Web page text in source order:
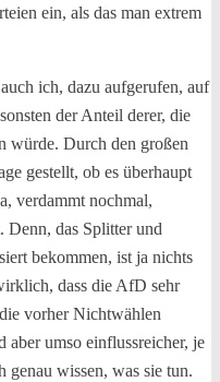
ein, als das man extrem
ich, dazu aufgerufen, auf
der Anteil derer, die
würde. Durch den großen
gestellt, ob es überhaupt
verdammt nochmal,
Denn, das Splitter und
bekommen, ist ja nichts
dass die AfD sehr
vorher Nichtwählen
umso einflussreicher, je
genau wissen, was sie tun.